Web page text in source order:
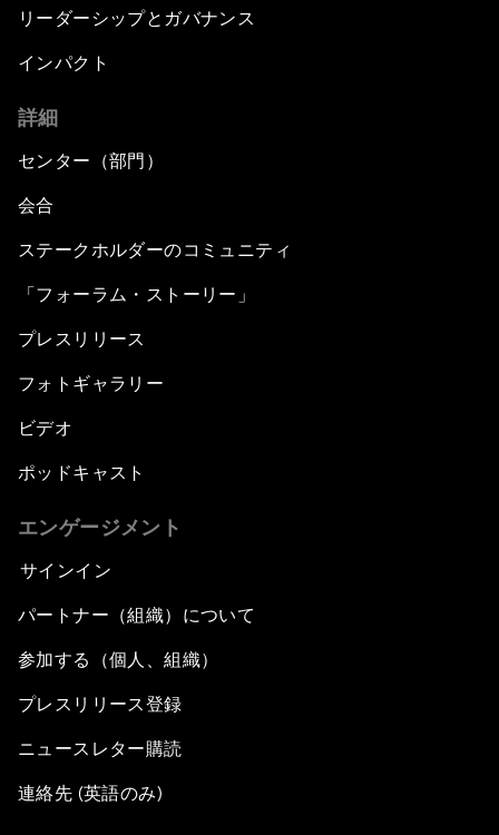
リーダーシップとガバナンス
インパクト
詳細
センター（部門）
会合
ステークホルダーのコミュニティ
「フォーラム・ストーリー」
プレスリリース
フォトギャラリー
ビデオ
ポッドキャスト
エンゲージメント
サインイン
パートナー（組織）について
参加する（個人、組織）
プレスリリース登録
ニュースレター購読
連絡先 (英語のみ)